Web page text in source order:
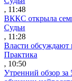
, 11:48
ВККС открыла
Судьи
, 11:28
Власти обсуждают
Практика
, 10:50
Утренний обзор за